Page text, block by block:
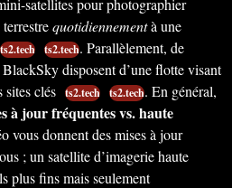
quotidiennementà une
ts2.tech ts2.tech. Parallèlement, de
disposent d’une flotte visant
sites clés ts2.tech ts2.tech. En général,
à jour fréquentes vs. haute
vous donnent des mises à jour
; un satellite d’imagerie haute
plus fins mais seulement